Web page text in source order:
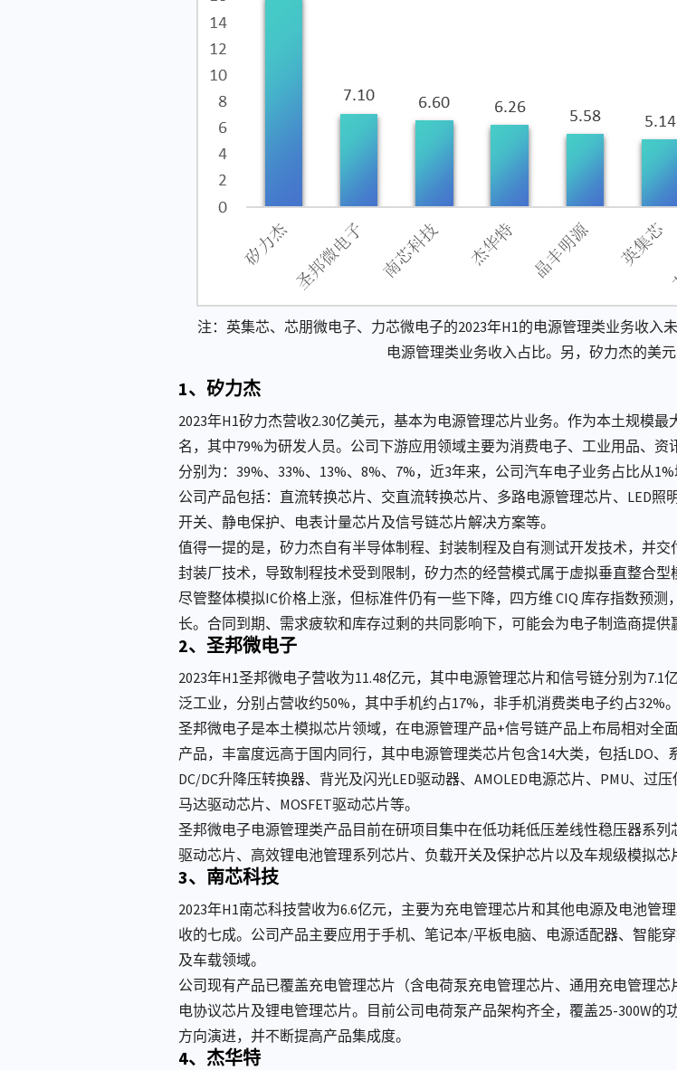
注：英集芯、芯朋微电子、力芯微电子的2023年H1的电源管理类业务收入
电源管理类业务收入占比。另，矽力杰的美元
1、矽力杰
2023年H1矽力杰营收2.30亿美元，基本为电源管理芯片业务。作为本土规模
名，其中79%为研发人员。公司下游应用领域主要为消费电子、工业用品、
分别为：39%、33%、13%、8%、7%，近3年来，公司汽车电子业务占比从1%
公司产品包括：直流转换芯片、交直流转换芯片、多路电源管理芯片、LED
开关、静电保护、电表计量芯片及信号链芯片解决方案等。
值得一提的是，矽力杰自有半导体制程、封装制程及自有测试开发技术，并
封装厂技术，导致制程技术受到限制，矽力杰的经营模式属于虚拟垂直整合型
尽管整体模拟IC价格上涨，但标准件仍有一些下降，四方维 CIQ 库存指数预
长。合同到期、需求疲软和库存过剩的共同影响下，可能会为电子制造商提供
2、圣邦微电子
2023年H1圣邦微电子营收为11.48亿元，其中电源管理芯片和信号链分别为
泛工业，分别占营收约50%，其中手机约占17%，非手机消费类电子约占32%。
圣邦微电子是本土模拟芯片领域，在电源管理产品+信号链产品上布局相对全
产品，丰富度远高于国内同行，其中电源管理类芯片包含14大类，包括LDO、
DC/DC升降压转换器、背光及闪光LED驱动器、AMOLED电源芯片、PMU、过
马达驱动芯片、MOSFET驱动芯片等。
圣邦微电子电源管理类产品目前在研项目集中在低功耗低压差线性稳压器系
驱动芯片、高效锂电池管理系列芯片、负载开关及保护芯片以及车规级模拟芯
3、南芯科技
2023年H1南芯科技营收为6.6亿元，主要为充电管理芯片和其他电源及电池管
收的七成。公司产品主要应用于手机、笔记本/平板电脑、电源适配器、智能
及车载领域。
公司现有产品已覆盖充电管理芯片（含电荷泵充电管理芯片、通用充电管理芯
电协议芯片及锂电管理芯片。目前公司电荷泵产品架构齐全，覆盖25-300W
方向演进，并不断提高产品集成度。
4、杰华特